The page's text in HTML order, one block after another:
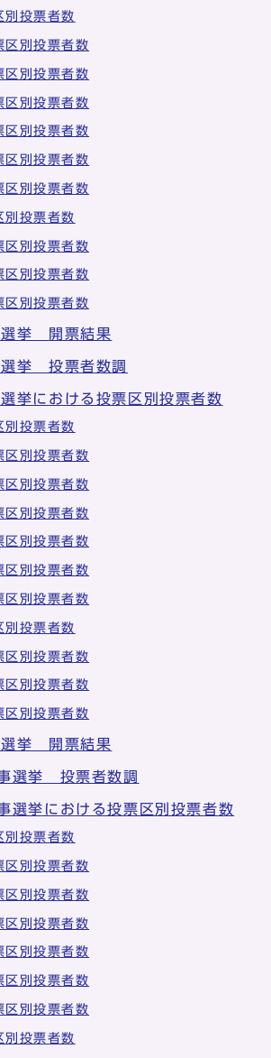
別投票者数
区別投票者数
区別投票者数
区別投票者数
区別投票者数
区別投票者数
区別投票者数
別投票者数
区別投票者数
区別投票者数
区別投票者数
挙 開票結果
挙 投票者数調
における投票区別投票者数
別投票者数
区別投票者数
区別投票者数
区別投票者数
区別投票者数
区別投票者数
区別投票者数
別投票者数
区別投票者数
区別投票者数
区別投票者数
挙 開票結果
選挙 投票者数調
挙における投票区別投票者数
別投票者数
区別投票者数
区別投票者数
区別投票者数
区別投票者数
区別投票者数
区別投票者数
別投票者数